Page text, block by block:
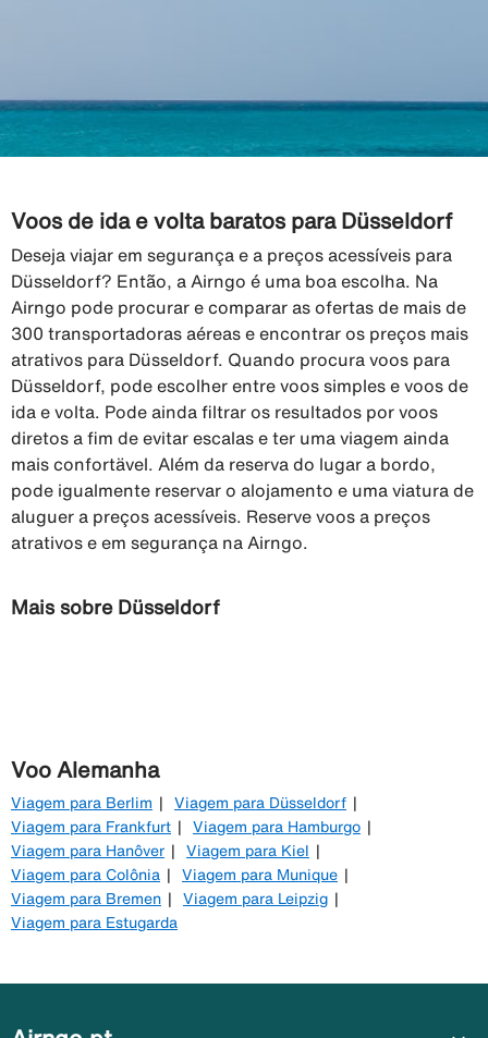
Voos de ida e volta baratos para Düsseldorf
Deseja viajar em segurança e a preços acessíveis para
Düsseldorf? Então, a Airngo é uma boa escolha. Na
Airngo pode procurar e comparar as ofertas de mais de
300 transportadoras aéreas e encontrar os preços mais
atrativos para Düsseldorf. Quando procura voos para
Düsseldorf, pode escolher entre voos simples e voos de
ida e volta. Pode ainda filtrar os resultados por voos
diretos a fim de evitar escalas e ter uma viagem ainda
mais confortävel. Além da reserva do lugar a bordo,
pode igualmente reservar o alojamento e uma viatura de
aluguer a preços acessíveis. Reserve voos a preços
atrativos e em segurança na Airngo.
Mais sobre Düsseldorf
Voo Alemanha
Viagem para Berlim
Viagem para Düsseldorf
Viagem para Frankfurt
Viagem para Hamburgo
Viagem para Hanôver
Viagem para Kiel
Viagem para Colônia
Viagem para Munique
Viagem para Bremen
Viagem para Leipzig
Viagem para Estugarda